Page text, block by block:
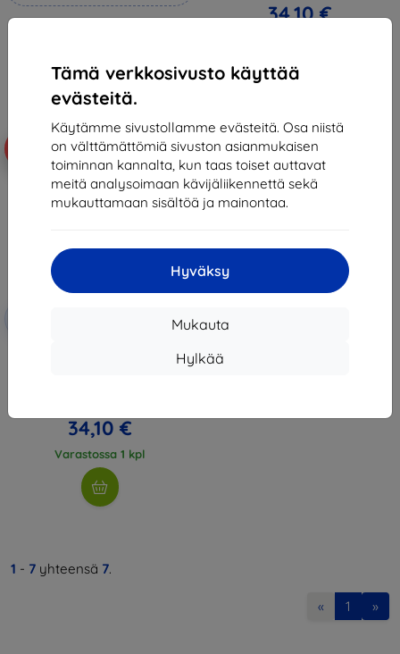
Tämä verkkosivusto käyttää
evästeitä.
Käytämme sivustollamme evästeitä. Osa niistä
on välttämättömiä sivuston asianmukaisen
toiminnan kannalta, kun taas toiset auttavat
meitä analysoimaan kävijäliikennettä sekä
mukauttamaan sisältöä ja mainontaa.
Hyväksy
Mukauta
Hylkää
21,90 €
Varastossa 4 kpl
34,10 €
EXTRA10
3mk TechWrap Matte Center
34,10 €
Varastossa 1 kpl
1 - 7 yhteensä 7.
« 1 »